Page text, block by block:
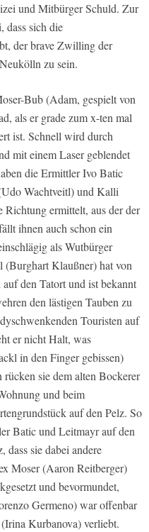
und Mitbürger Schuld. Zur
dass sich die
der brave Zwilling der
zu sein.
Bub (Adam, gespielt von
als er grade zum x-ten mal
ist. Schnell wird durch
mit einem Laser geblendet
die Ermittler Ivo Batic
Wachtveitl) und Kalli
ermittelt, aus der der
ihnen auch schon ein
als Wutbürger
(Burghart Klaußner) hat von
den Tatort und ist bekannt
den lästigen Tauben zu
Touristen auf
er nicht Halt, was
in den Finger gebissen)
sie dem alten Bockerer
und beim
auf den Pelz. So
Batic und Leitmayr auf den
dass sie dabei andere
Moser (Aaron Reitberger)
und bevormundet,
Germeno) war offenbar
Kurbanova) verliebt.